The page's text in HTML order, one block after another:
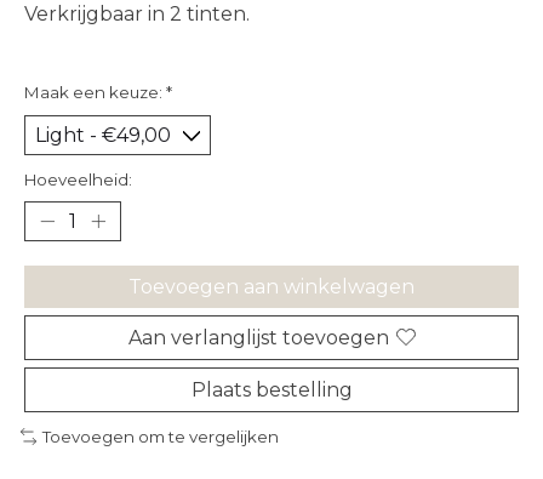
Verkrijgbaar in 2 tinten.
Maak een keuze: *
Hoeveelheid:
Toevoegen aan winkelwagen
Aan verlanglijst toevoegen
Plaats bestelling
Toevoegen om te vergelijken